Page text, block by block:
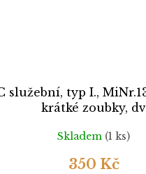
služební, typ I.,
krátké zoubky, dv
Skladem (1 ks)
350 Kč